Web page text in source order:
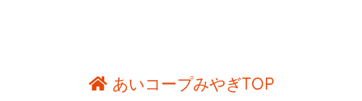
あいコープみやぎTOP